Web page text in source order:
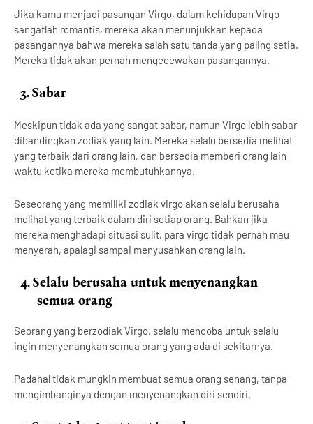
Jika kamu menjadi pasangan Virgo, dalam kehidupan Virgo
sangatlah romantis, mereka akan menunjukkan kepada
pasangannya bahwa mereka salah satu tanda yang paling setia.
Mereka tidak akan pernah mengecewakan pasangannya.
3.Sabar
Meskipun tidak ada yang sangat sabar, namun Virgo lebih sabar
dibandingkan zodiak yang lain. Mereka selalu bersedia melihat
yang terbaik dari orang lain, dan bersedia memberi orang lain
waktu ketika mereka membutuhkannya.
Seseorang yang memiliki zodiak virgo akan selalu berusaha
melihat yang terbaik dalam diri setiap orang. Bahkan jika
mereka menghadapi situasi sulit, para virgo tidak pernah mau
menyerah, apalagi sampai menyusahkan orang lain.
4.Selalu berusaha untuk menyenangkan
semua orang
Seorang yang berzodiak Virgo, selalu mencoba untuk selalu
ingin menyenangkan semua orang yang ada di sekitarnya.
Padahal tidak mungkin membuat semua orang senang, tanpa
mengimbanginya dengan menyenangkan diri sendiri.